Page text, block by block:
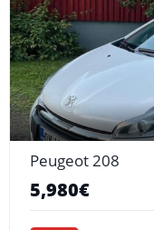
Peugeot 208
5,980€